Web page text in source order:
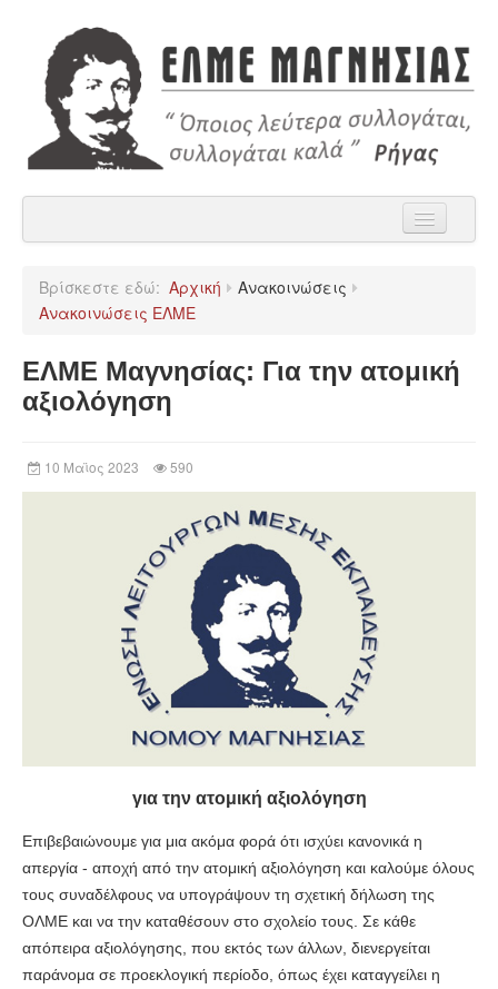
Η ΕΛΜΕ Μαγνησίας
Χρήσιμα
Επικοινωνία
Βρίσκεστε εδώ: Αρχική
Ανακοινώσεις
Ανακοινώσεις ΕΛΜΕ
ΕΛΜΕ Μαγνησίας: Για την ατομική
αξιολόγηση
10 Μαϊος 2023 590
για την ατομική αξιολόγηση
Επιβεβαιώνουμε για μια ακόμα φορά ότι ισχύει κανονικά η
απεργία - αποχή από την ατομική αξιολόγηση και καλούμε όλους
τους συναδέλφους να υπογράψουν τη σχετική δήλωση της
ΟΛΜΕ και να την καταθέσουν στο σχολείο τους. Σε κάθε
απόπειρα αξιολόγησης, που εκτός των άλλων, διενεργείται
παράνομα σε προεκλογική περίοδο, όπως έχει καταγγείλει η